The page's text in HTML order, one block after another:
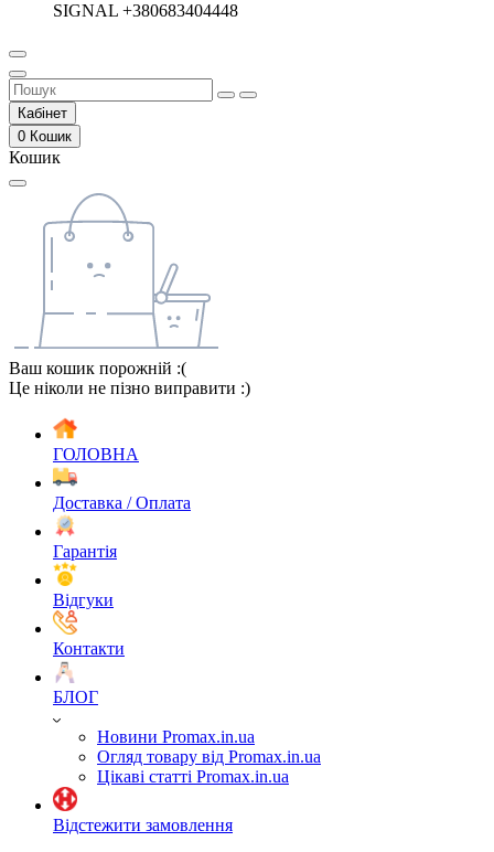
SIGNAL +380683404448
Кабінет
0 Кошик
Кошик
Ваш кошик порожній :(
Це ніколи не пізно виправити :)
ГОЛОВНА
Доставка / Оплата
Гарантія
Відгуки
Контакти
БЛОГ
Новини Promax.in.ua
Огляд товару від Promax.in.ua
Цікаві статті Promax.in.ua
Відстежити замовлення